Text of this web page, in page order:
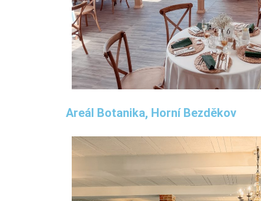
Areál Botanika, Horní Bezděkov